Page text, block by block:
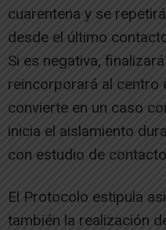
cuarentena y se
desde el último
Si es negativa,
reincorporará al centro
convierte en un caso
inicia el aislamiento
con estudio de
El Protocolo estipula
también la realización